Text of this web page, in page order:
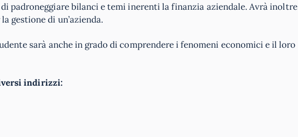
padroneggiare bilanci e temi inerenti la finanzia aziendale. Avrà inoltre
gestione di un’azienda.
sarà anche in grado di comprendere i fenomeni economici e il loro
indirizzi: